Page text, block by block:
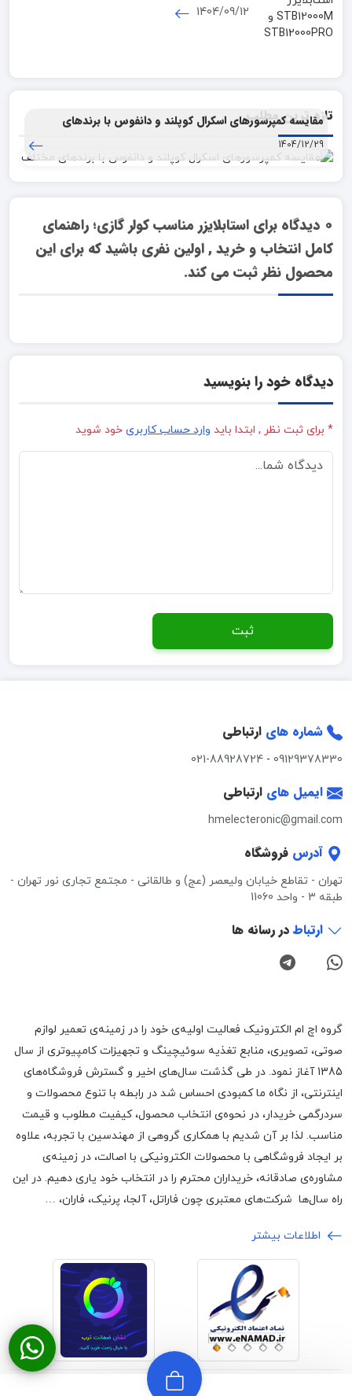
1404/09/12
تازه ترین مطلب
مقایسه کمپرسورهای اسکرال کوپلند و دانفوس با برندهای
مختلف
1404/12/29
0 دیدگاه برای استابلایزر مناسب کولر گازی؛ راهنمای
کامل انتخاب و خرید , اولین نفری باشید که برای این
محصول نظر ثبت می کند.
دیدگاه خود را بنویسید
* برای ثبت نظر , ابتدا باید وارد حساب کاربری خود شوید
ثبت
شماره های ارتباطی
09129378330
-
021-88928724
ایمیل های ارتباطی
hmelecteronic@gmail.com
آدرس فروشگاه
تهران - تقاطع خیابان ولیعصر (عج) و طالقانی - مجتمع تجاری نور تهران -
طبقه 3 - واحد 11060
ارتباطدر رسانه ها
گروه اچ ام الکترونیک فعالیت اولیه‌ی خود را در زمینه‌‌ی تعمیر لوازم
صوتی، تصویری، منابع تغذیه سوئیچینگ و تجهیزات کامپیوتری از سال
1385 آغاز نمود. در طی گذشت سال‌های اخیر و گسترش فروشگاه‌های
اینترنتی، از نگاه ما کمبودی احساس شد در رابطه با تنوع محصولات و
سردرگمی خریدار، در نحوه‌ی انتخاب محصول، کیفیت مطلوب و قیمت
مناسب. لذا بر آن شدیم با همکاری گروهی از مهندسین با تجربه، علاوه
بر ایجاد فروشگاهی با محصولات الکترونیکی با اصالت، در زمینه‌ی
مشاوره‌ی صادقانه، خریداران محترم را در انتخاب خود یاری دهیم. در این
راه سال‌ها شرکت‌های معتبری چون فاراتل، آلجا، پرنیک، فاران، …
اطلاعات بیشتر
©2024 تمامی حقوق برای وبسایت اچ ام